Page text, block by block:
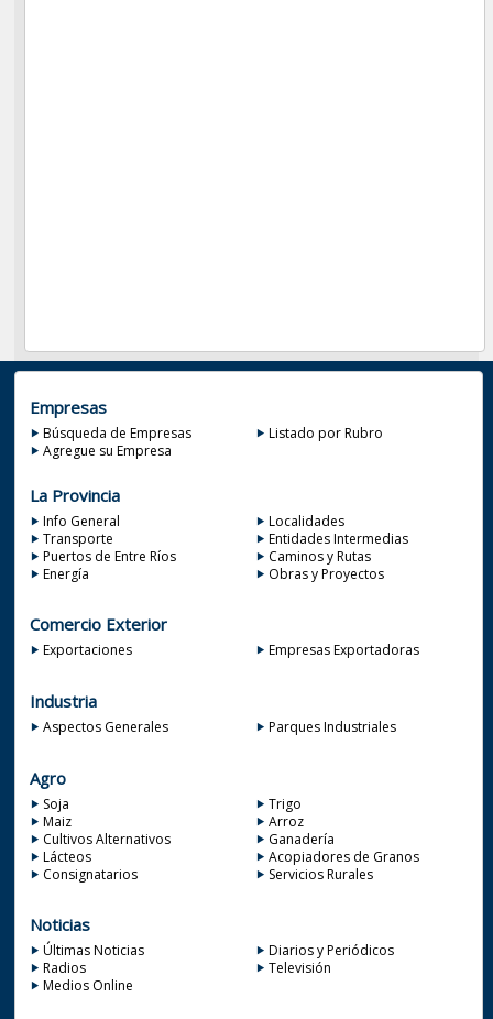
Empresas
Búsqueda de Empresas
Listado por Rubro
Agregue su Empresa
La Provincia
Info General
Localidades
Transporte
Entidades Intermedias
Puertos de Entre Ríos
Caminos y Rutas
Energía
Obras y Proyectos
Comercio Exterior
Exportaciones Empresas Exportadoras
Industria
Aspectos Generales Parques Industriales
Agro
Soja
Trigo
Maiz
Arroz
Cultivos Alternativos
Ganadería
Lácteos
Acopiadores de Granos
Consignatarios
Servicios Rurales
Noticias
Últimas Noticias
Diarios y Periódicos
Radios
Televisión
Medios Online